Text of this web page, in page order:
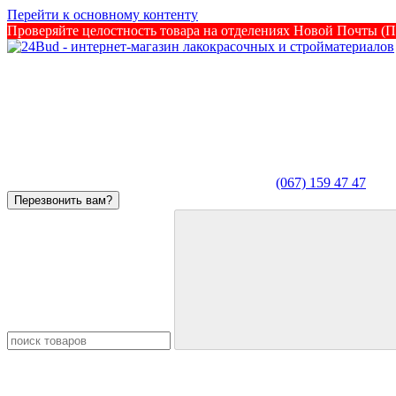
Перейти к основному контенту
Проверяйте целостность товара на отделениях Новой Почты
(067) 159 47 47
Перезвонить вам?